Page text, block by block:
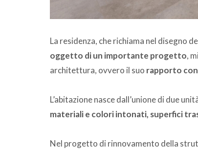
La residenza, che richiama nel disegno
oggetto di un importante progetto,
architettura, ovvero il suo rapporto
L’abitazione nasce dall’unione di due
materiali e colori intonati, superfici
Nel progetto di rinnovamento della